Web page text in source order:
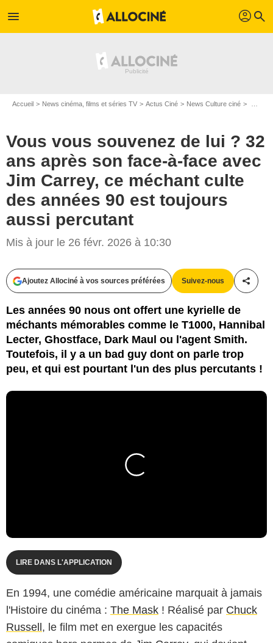
menu profil search
Accueil News cinéma, films et séries TV Actus Ciné News Culture ciné
Vous vous souvenez de lui ? 32
ans après son face-à-face avec
Jim Carrey, ce méchant culte
des années 90 est toujours
aussi percutant
Mis à jour le 26 févr. 2026 à 10:30
Ajoutez Allociné à vos sources préférées Suivez-nous
Les années 90 nous ont offert une kyrielle de
méchants mémorables comme le T1000, Hannibal
Lecter, Ghostface, Dark Maul ou l'agent Smith.
Toutefois, il y a un bad guy dont on parle trop
peu, et qui est pourtant l'un des plus percutants !
LIRE DANS L'APPLICATION
En 1994, une comédie américaine marquait à jamais
l'Histoire du cinéma : The Mask ! Réalisé par Chuck
Russell, le film met en exergue les capacités